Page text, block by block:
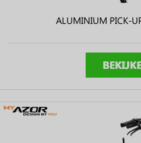
ALUMINIUM PICK-